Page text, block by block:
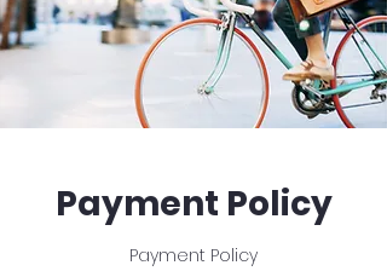
Payment Policy
Payment Policy